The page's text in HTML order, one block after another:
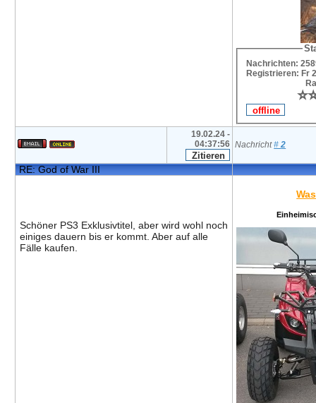
Nachrichten:
Registrieren: Fr
⭐
⭐
19.02.24 -
04:37:56 Nachricht#2
RE: God of War III
Schöner PS3 Exklusivtitel, aber wird wohl noch
einiges dauern bis er kommt. Aber auf alle
Fälle kaufen.